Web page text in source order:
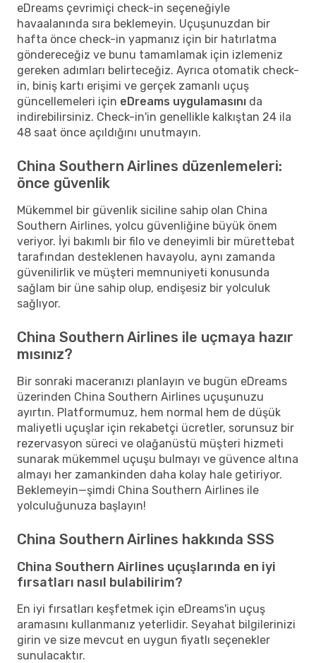
eDreams çevrimiçi check-in seçeneğiyle
havaalanında sıra beklemeyin. Uçuşunuzdan bir
hafta önce check-in yapmanız için bir hatırlatma
göndereceğiz ve bunu tamamlamak için izlemeniz
gereken adımları belirteceğiz. Ayrıca otomatik check-
in, biniş kartı erişimi ve gerçek zamanlı uçuş
güncellemeleri için eDreams uygulamasını da
indirebilirsiniz. Check-in'in genellikle kalkıştan 24 ila
48 saat önce açıldığını unutmayın.
China Southern Airlines düzenlemeleri:
önce güvenlik
Mükemmel bir güvenlik siciline sahip olan China
Southern Airlines, yolcu güvenliğine büyük önem
veriyor. İyi bakımlı bir filo ve deneyimli bir mürettebat
tarafından desteklenen havayolu, aynı zamanda
güvenilirlik ve müşteri memnuniyeti konusunda
sağlam bir üne sahip olup, endişesiz bir yolculuk
sağlıyor.
China Southern Airlines ile uçmaya hazır
mısınız?
Bir sonraki maceranızı planlayın ve bugün eDreams
üzerinden China Southern Airlines uçuşunuzu
ayırtın. Platformumuz, hem normal hem de düşük
maliyetli uçuşlar için rekabetçi ücretler, sorunsuz bir
rezervasyon süreci ve olağanüstü müşteri hizmeti
sunarak mükemmel uçuşu bulmayı ve güvence altına
almayı her zamankinden daha kolay hale getiriyor.
Beklemeyin—şimdi China Southern Airlines ile
yolculuğunuza başlayın!
China Southern Airlines hakkında SSS
China Southern Airlines uçuşlarında en iyi
fırsatları nasıl bulabilirim?
En iyi fırsatları keşfetmek için eDreams'in uçuş
aramasını kullanmanız yeterlidir. Seyahat bilgilerinizi
girin ve size mevcut en uygun fiyatlı seçenekler
sunulacaktır.